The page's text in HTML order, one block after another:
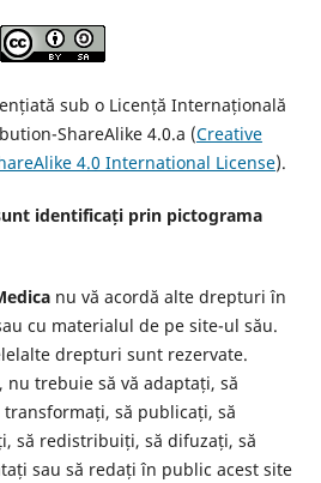
sub o Licență Internațională
ShareAlike 4.0.a (Creative
4.0 International License).
identificați prin pictograma
nu vă acordă alte drepturi în
cu materialul de pe site-ul său.
drepturi sunt rezervate.
trebuie să vă adaptați, să
să publicați, să
să redistribuiți, să difuzați, să
sau să redați în public acest site